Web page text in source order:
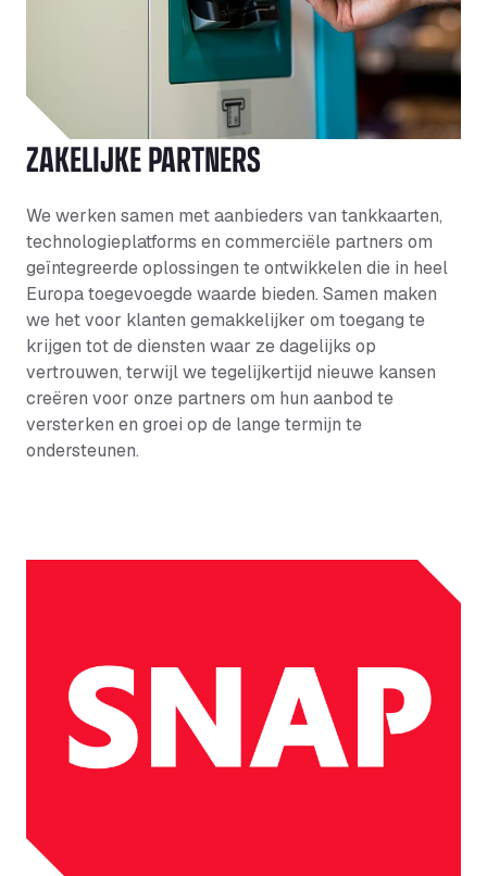
ZAKELIJKE PARTNERS
We werken samen met aanbieders van tankkaarten,
technologieplatforms en commerciële partners om
geïntegreerde oplossingen te ontwikkelen die in heel
Europa toegevoegde waarde bieden. Samen maken
we het voor klanten gemakkelijker om toegang te
krijgen tot de diensten waar ze dagelijks op
vertrouwen, terwijl we tegelijkertijd nieuwe kansen
creëren voor onze partners om hun aanbod te
versterken en groei op de lange termijn te
ondersteunen.